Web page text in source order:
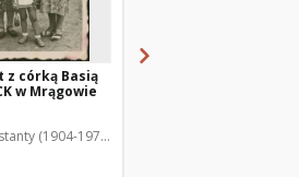
z córką Basią
w Mrągowie
(1904-1978)]